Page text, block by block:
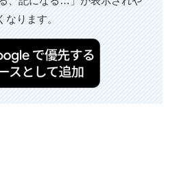
なります。